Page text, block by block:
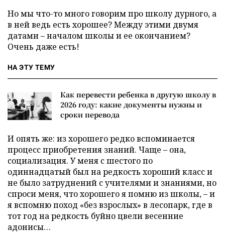
Но мы что-то много говорим про школу дурного, а
в ней ведь есть хорошее? Между этими двумя
датами – началом школы и ее окончанием?
Очень даже есть!
НА ЭТУ ТЕМУ
Как перевести ребенка в другую школу в
2026 году: какие документы нужны и
сроки перевода
И опять же: из хорошего редко вспоминается
процесс приобретения знаний. Чаще – она,
социализация. У меня с шестого по
одиннадцатый был на редкость хороший класс и
не было затруднений с учителями и знаниями, но
спроси меня, что хорошего я помню из школы, – и
я вспомню поход «без взрослых» в лесопарк, где в
тот год на редкость буйно цвели весенние
адонисы…